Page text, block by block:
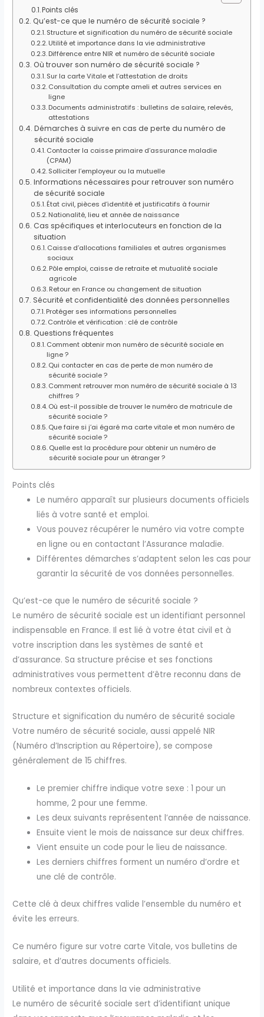
Points clés
Qu’est-ce que le numéro de sécurité sociale ?
Structure et signification du numéro de sécurité sociale
Utilité et importance dans la vie administrative
Différence entre NIR et numéro de sécurité sociale
Où trouver son numéro de sécurité sociale ?
Sur la carte Vitale et l’attestation de droits
Consultation du compte ameli et autres services en
ligne
Documents administratifs : bulletins de salaire, relevés,
attestations
Démarches à suivre en cas de perte du numéro de
sécurité sociale
Contacter la caisse primaire d’assurance maladie
(CPAM)
Solliciter l’employeur ou la mutuelle
Informations nécessaires pour retrouver son numéro
de sécurité sociale
État civil, pièces d’identité et justificatifs à fournir
Nationalité, lieu et année de naissance
Cas spécifiques et interlocuteurs en fonction de la
situation
Caisse d’allocations familiales et autres organismes
sociaux
Pôle emploi, caisse de retraite et mutualité sociale
agricole
Retour en France ou changement de situation
Sécurité et confidentialité des données personnelles
Protéger ses informations personnelles
Contrôle et vérification : clé de contrôle
Questions fréquentes
Comment obtenir mon numéro de sécurité sociale en
ligne ?
Qui contacter en cas de perte de mon numéro de
sécurité sociale ?
Comment retrouver mon numéro de sécurité sociale à 13
chiffres ?
Où est-il possible de trouver le numéro de matricule de
sécurité sociale ?
Que faire si j’ai égaré ma carte vitale et mon numéro de
sécurité sociale ?
Quelle est la procédure pour obtenir un numéro de
sécurité sociale pour un étranger ?
Points clés
Le numéro apparaît sur plusieurs documents officiels
liés à votre santé et emploi.
Vous pouvez récupérer le numéro via votre compte
en ligne ou en contactant l’Assurance maladie.
Différentes démarches s’adaptent selon les cas pour
garantir la sécurité de vos données personnelles.
Qu’est-ce que le numéro de sécurité sociale ?
Le numéro de sécurité sociale est un identifiant personnel
indispensable en France. Il est lié à votre état civil et à
votre inscription dans les systèmes de santé et
d’assurance. Sa structure précise et ses fonctions
administratives vous permettent d’être reconnu dans de
nombreux contextes officiels.
Structure et signification du numéro de sécurité sociale
Votre numéro de sécurité sociale, aussi appelé NIR
(Numéro d’Inscription au Répertoire), se compose
généralement de 15 chiffres.
Le premier chiffre indique votre sexe : 1 pour un
homme, 2 pour une femme.
Les deux suivants représentent l’année de naissance.
Ensuite vient le mois de naissance sur deux chiffres.
Vient ensuite un code pour le lieu de naissance.
Les derniers chiffres forment un numéro d’ordre et
une clé de contrôle.
Cette clé à deux chiffres valide l’ensemble du numéro et
évite les erreurs.
Ce numéro figure sur votre carte Vitale, vos bulletins de
salaire, et d’autres documents officiels.
Utilité et importance dans la vie administrative
Le numéro de sécurité sociale sert d’identifiant unique